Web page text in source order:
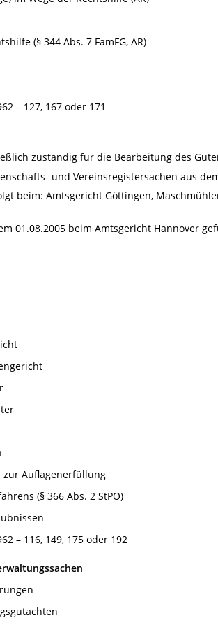
(§ 344 Abs. 7 FamFG, AR)
– 127, 167 oder 171
zuständig für die Bearbeitung des
und Vereinsregistersachen aus
beim: Amtsgericht Göttingen,
01.08.2005 beim Amtsgericht Hannover
zur Auflagenerfüllung
(§ 366 Abs. 2 StPO)
– 116, 149, 175 oder 192